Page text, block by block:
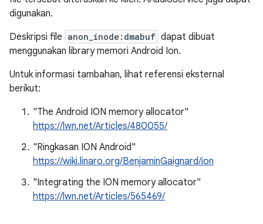
digunakan.
Deskripsi file anon_inode:dmabuf dapat dibuat
menggunakan library memori Android Ion.
Untuk informasi tambahan, lihat referensi eksternal
berikut:
"The Android ION memory allocator"
https://lwn.net/Articles/480055/
"Ringkasan ION Android"
https://wiki.linaro.org/BenjaminGaignard/ion
"Integrating the ION memory allocator"
https://lwn.net/Articles/565469/